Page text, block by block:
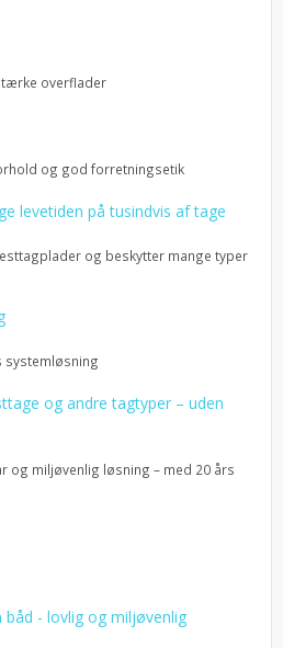
overflader
og god forretningsetik
levetiden på tusindvis af tage
og beskytter mange typer
systemløsning
og andre tagtyper – uden
og miljøvenlig løsning – med 20 års
båd - lovlig og miljøvenlig